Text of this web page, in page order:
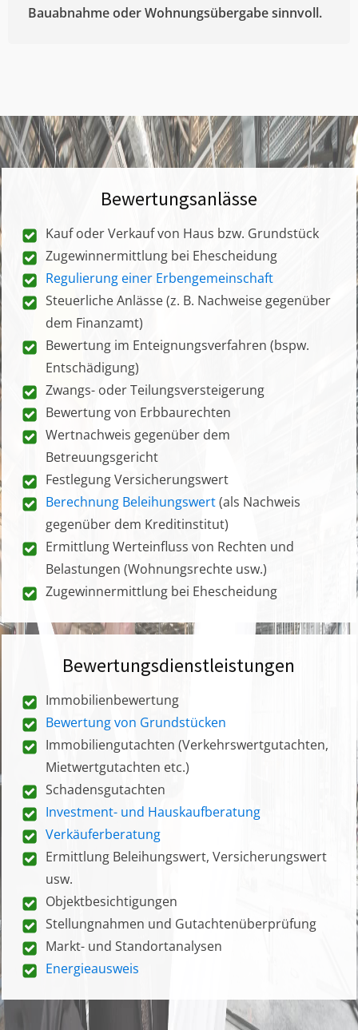
Bauabnahme oder Wohnungsübergabe sinnvoll.
Bewertungsanlässe
Kauf oder Verkauf von Haus bzw. Grundstück
Zugewinnermittlung bei Ehescheidung
Regulierung einer Erbengemeinschaft
Steuerliche Anlässe (z. B. Nachweise gegenüber
dem Finanzamt)
Bewertung im Enteignungsverfahren (bspw.
Entschädigung)
Zwangs- oder Teilungsversteigerung
Bewertung von Erbbaurechten
Wertnachweis gegenüber dem
Betreuungsgericht
Festlegung Versicherungswert
Berechnung Beleihungswert(als Nachweis
gegenüber dem Kreditinstitut)
Ermittlung Werteinfluss von Rechten und
Belastungen (Wohnungsrechte usw.)
Zugewinnermittlung bei Ehescheidung
Bewertungsdienstleistungen
Immobilienbewertung
Bewertung von Grundstücken
Immobiliengutachten (Verkehrswertgutachten,
Mietwertgutachten etc.)
Schadensgutachten
Investment- und Hauskaufberatung
Verkäuferberatung
Ermittlung Beleihungswert, Versicherungswert
usw.
Objektbesichtigungen
Stellungnahmen und Gutachtenüberprüfung
Markt- und Standortanalysen
Energieausweis